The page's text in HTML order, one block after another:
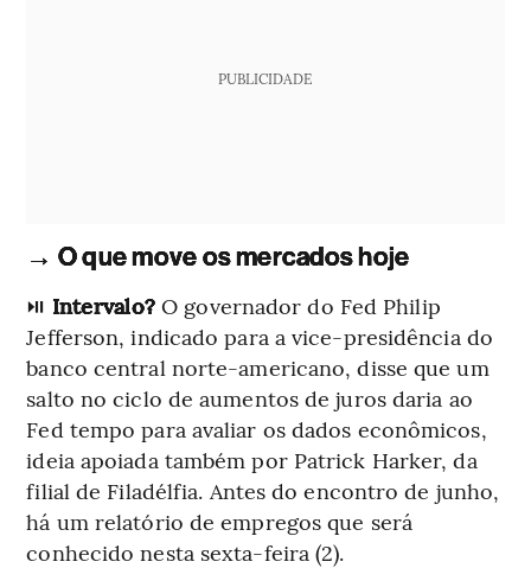
PUBLICIDADE
→ O que move os mercados hoje
⏯️ Intervalo? O governador do Fed Philip
Jefferson, indicado para a vice-presidência do
banco central norte-americano, disse que um
salto no ciclo de aumentos de juros daria ao
Fed tempo para avaliar os dados econômicos,
ideia apoiada também por Patrick Harker, da
filial de Filadélfia. Antes do encontro de junho,
há um relatório de empregos que será
conhecido nesta sexta-feira (2).